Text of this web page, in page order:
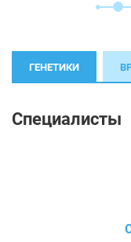
ГЕНЕТИКИ
Специалисты